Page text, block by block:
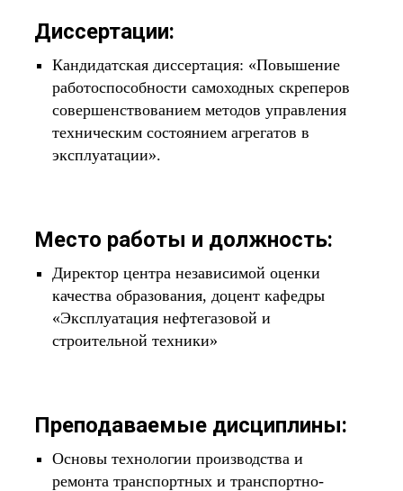
Диссертации:
Кандидатская диссертация: «Повышение
работоспособности самоходных скреперов
совершенствованием методов управления
техническим состоянием агрегатов в
эксплуатации».
Место работы и должность:
Директор центра независимой оценки
качества образования, доцент кафедры
«Эксплуатация нефтегазовой и
строительной техники»
Преподаваемые дисциплины:
Основы технологии производства и
ремонта транспортных и транспортно-